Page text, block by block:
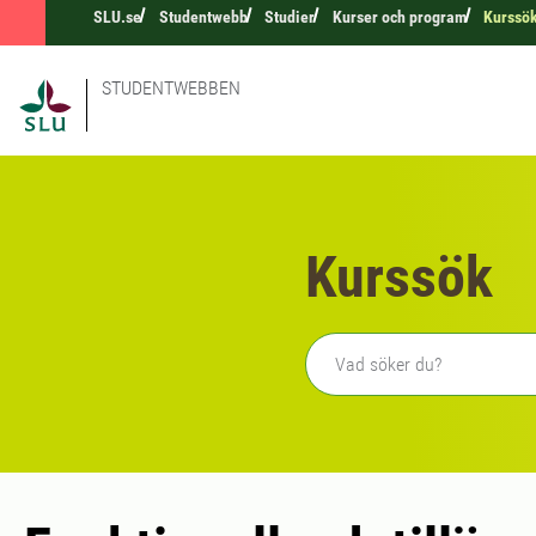
SLU.se Studentwebb Studier Kurser och program
STUDENTWEBBEN
Kurssök
Fritext sökning